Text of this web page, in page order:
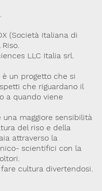
(Società Italiana di
LLC Italia srl.
un progetto che si
che riguardano il
a quando viene
maggiore sensibilità
del riso e della
attraverso la
scientifici con la
cultura divertendosi.